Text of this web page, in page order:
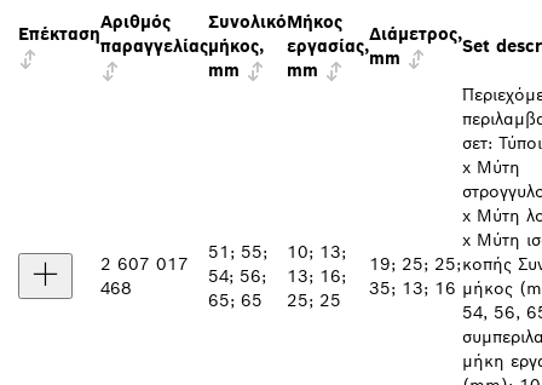
Επέκταση
Αριθμός
παραγγελίας
Συνολικό
μήκος,
mm
Μήκος
εργασίας,
mm
Διάμετρος,
mm
Set
2 607 017
468
51; 55;
54; 56;
65; 65
10; 13;
13; 16;
25; 25
19; 25; 25;
35; 13; 16
σετ:
x Μύτη
x Μύτη
x Μύτη
κοπής
μήκος
54, 56,
μήκη